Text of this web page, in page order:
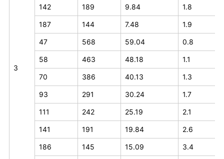
3
142 189 9.84 1.8
187 144 7.48 1.9
47 568 59.04 0.8
58 463 48.18 1.1
70 386 40.13 1.3
93 291 30.24 1.7
111 242 25.19 2.1
141 191 19.84 2.6
186 145 15.09 3.4